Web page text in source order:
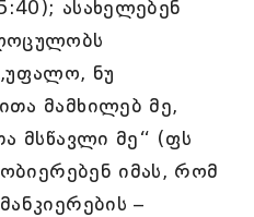
ასახელებენ
ნუ
მამხილებ მე,
მსწავლი მე“ (ფს
იმას, რომ
–